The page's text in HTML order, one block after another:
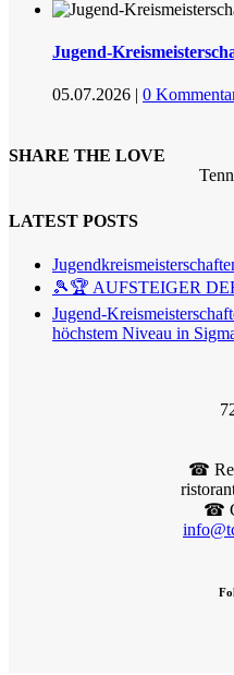
Jugend-
05.07.2026 0
SHARE THE LOVE
LATEST POSTS
🎾🏆 AUFSTEIGER
Jugend-
höchstem Niveau in
☎︎
☎︎